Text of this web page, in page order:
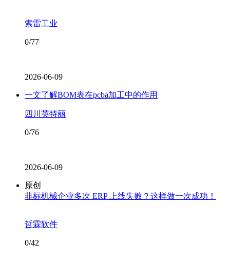
索雷工业
0/77
2026-06-09
一文了解BOM表在pcba加工中的作用
四川英特丽
0/76
2026-06-09
原创
非标机械企业多次 ERP 上线失败？这样做一次成功！
哲霖软件
0/42